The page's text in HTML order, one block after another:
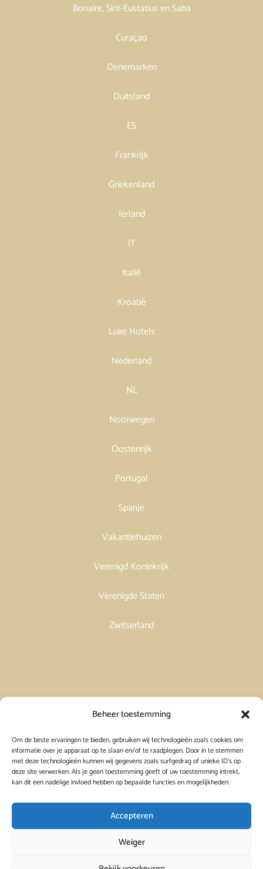
Beheer toestemming
Om de beste ervaringen te bieden, gebruiken wij technologieën zoals cookies om
informatie over je apparaat op te slaan en/of te raadplegen. Door in te stemmen
met deze technologieën kunnen wij gegevens zoals surfgedrag of unieke ID's op
deze site verwerken. Als je geen toestemming geeft of uw toestemming intrekt,
kan dit een nadelige invloed hebben op bepaalde functies en mogelijkheden.
Accepteren
Weiger
Bonaire, Sint-Eustatius en Saba
Curaçao
Denemarken
Duitsland
ES
Frankrijk
Griekenland
Ierland
IT
Italië
Kroatië
Luxe Hotels
Nederland
NL
Noorwegen
Oostenrijk
Portugal
Spanje
Vakantiehuizen
Verenigd Koninkrijk
Verenigde Staten
Zwitserland
Vakantiehuis in Frankrijk huren
Vakantiehuis in Griekenland huren